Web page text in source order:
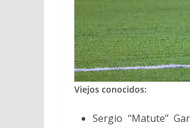
Viejos conocidos:
Sergio “Matute”